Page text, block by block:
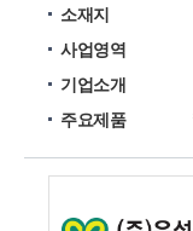
소재지
사업영역
기업소개
주요제품